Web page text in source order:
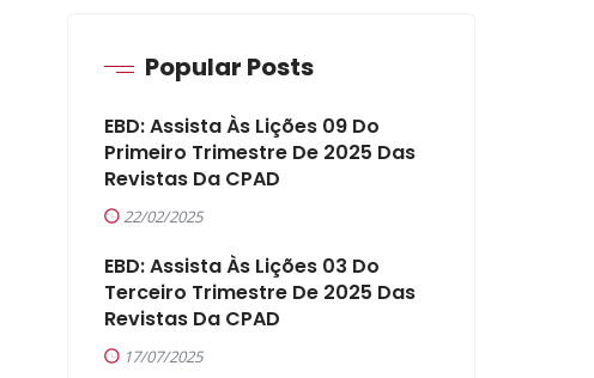
Popular Posts
EBD: Assista Às Lições 09 Do
Primeiro Trimestre De 2025 Das
Revistas Da CPAD
22/02/2025
EBD: Assista Às Lições 03 Do
Terceiro Trimestre De 2025 Das
Revistas Da CPAD
17/07/2025